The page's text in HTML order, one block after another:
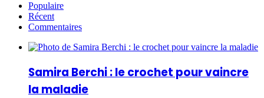
Populaire
Récent
Commentaires
Samira Berchi : le crochet pour vaincre
la maladie